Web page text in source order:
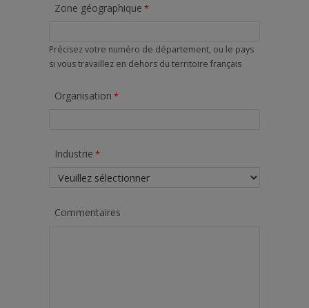
Zone géographique
Précisez votre numéro de département, ou le pays
si vous travaillez en dehors du territoire français
Organisation
Industrie
Commentaires